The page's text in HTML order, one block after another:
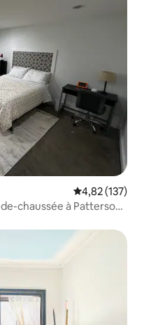
Note
4,82 (137)
chaussée à Patterson
plus aimés